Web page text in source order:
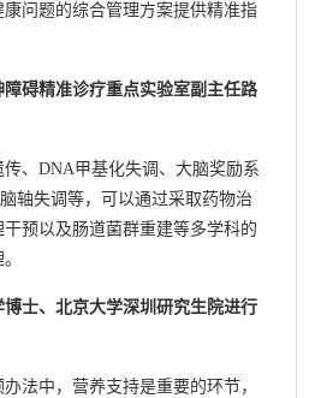
问题的综合管理方案提供精准指
碍精准诊疗重点实验室副主任路
、DNA甲基化失调、大脑奖励系
轴失调等，可以通过采取药物治
预以及肠道菌群重建等多学科的
士、北京大学深圳研究生院进行
法中，营养支持是重要的环节，